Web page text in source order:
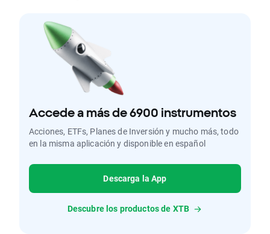
Accede a más de 6900 instrumentos
Acciones, ETFs, Planes de Inversión y mucho más, todo
en la misma aplicación y disponible en español
Descarga la App
Descubre los productos de XTB